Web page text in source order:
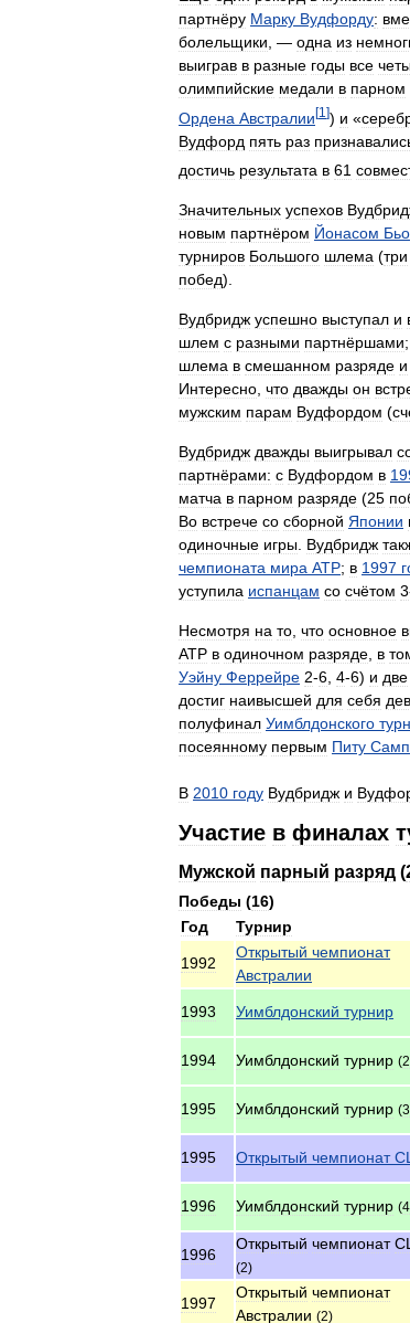
партнёру Марку Вудфорду:
болельщики , — одна из
выиграв в разные годы все
олимпийские медали в парном
Ордена Австралии[1 ]) и «
Вудфорд пять раз
достичь результата в 61
Значительных успехов
новым партнёром Йонасом
турниров Большого шлема (три
побед).
Вудбридж успешно выступал и
шлем с разными партнёршами;
шлема в смешанном разряде и
Интересно, что дважды он
мужским парам Вудфордом (
Вудбридж дважды выигрывал
партнёрами: с Вудфордом в
матча в парном разряде (25
Во встрече со сборной Японии
одиночные игры. Вудбридж
чемпионата мира АТР; в 1997
уступила испанцам со счётом 3
Несмотря на то, что основное
АТР в одиночном разряде, в
Уэйну Феррейре 2-6, 4-6) и две
достиг наивысшей для себя
полуфинал Уимблдонского
посеянному первым Питу
В 2010 году Вудбридж и
Участие в финалах
Мужской парный разряд (
Победы (16)
Год
Турнир
1992
Открытый чемпионат
Австралии
1993 Уимблдонский турнир
1994 Уимблдонский турнир (2
1995 Уимблдонский турнир (3
1995 Открытый чемпионат
1996 Уимблдонский турнир (4
1996
Открытый чемпионат
(2)
1997
Открытый чемпионат
Австралии (2)